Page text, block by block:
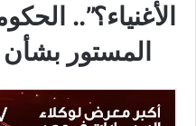
الأغنياء؟”..
المستور